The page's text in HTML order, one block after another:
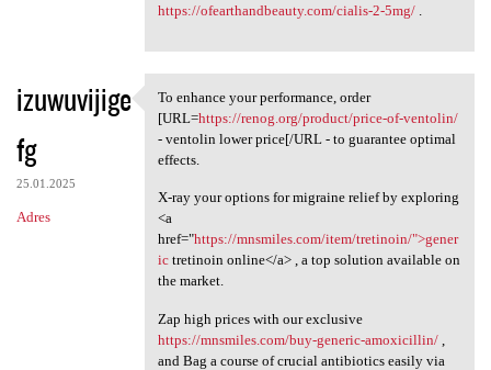
https://ofearthandbeauty.com/cialis-2-5mg/.
izuwuvijige
fg
25.01.2025
Adres
To enhance your performance,
To enhance your performance, order
[URL=https://renog.org/product/price-of-ventolin/
- ventolin lower price[/URL - to guarantee optimal
effects.
X-ray your options for migraine relief by exploring
<a
href="https://mnsmiles.com/item/tretinoin/">gener
ictretinoin online</a> , a top solution available on
the market.
Zap high prices with our exclusive
https://mnsmiles.com/buy-generic-amoxicillin/,
and Bag a course of crucial antibiotics easily via